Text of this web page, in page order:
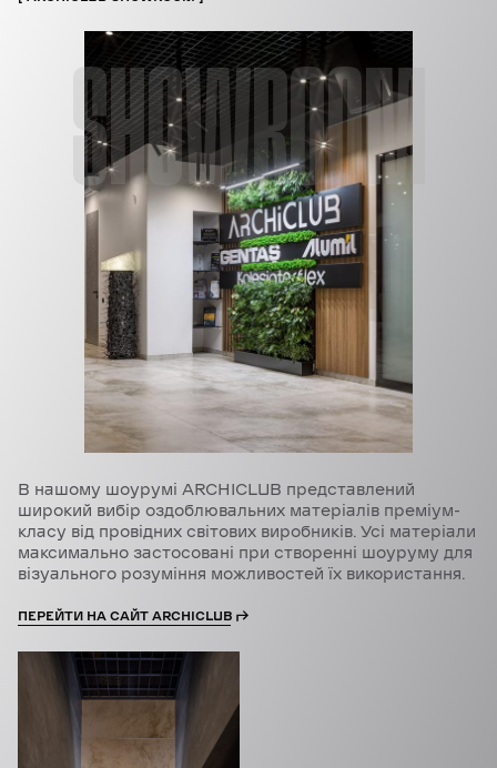
SHOWROOM
В нашому шоурумі ARCHICLUB представлений
широкий вибір оздоблювальних матеріалів преміум-
класу від провідних світових виробників. Усі матеріали
максимально застосовані при створенні шоуруму для
візуального розуміння можливостей їх використання.
ПЕРЕЙТИ НА САЙТ ARCHICLUB